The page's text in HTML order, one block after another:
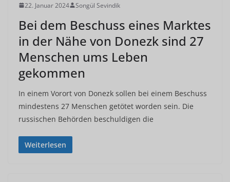
22. Januar 2024 Songül Sevindik
Bei dem Beschuss eines Marktes
in der Nähe von Donezk sind 27
Menschen ums Leben
gekommen
In einem Vorort von Donezk sollen bei einem Beschuss
mindestens 27 Menschen getötet worden sein. Die
russischen Behörden beschuldigen die
Weiterlesen